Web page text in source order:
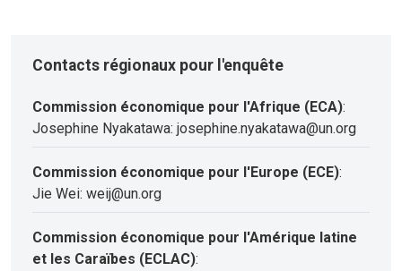
Contacts régionaux pour l'enquête
Commission économique pour l'Afrique (ECA):
Josephine Nyakatawa: josephine.nyakatawa@un.org
Commission économique pour l'Europe (ECE):
Jie Wei: weij@un.org
Commission économique pour l'Amérique latine
et les Caraïbes (ECLAC):